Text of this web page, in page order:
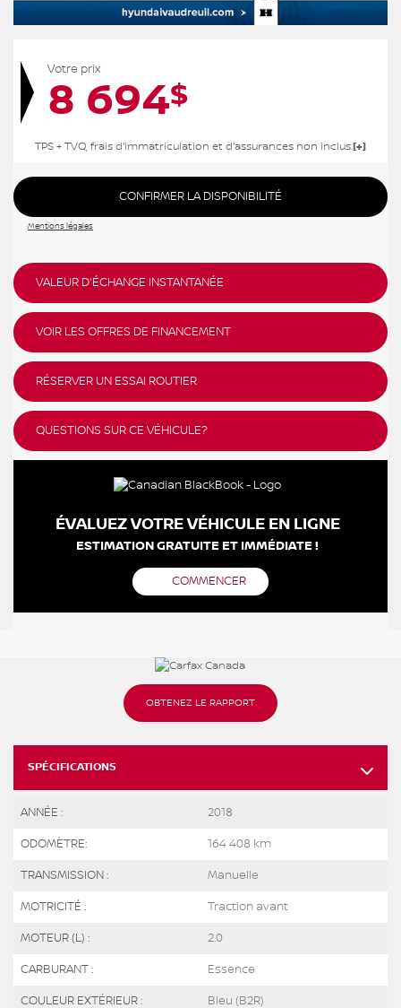
OBTENEZ LE RAPPORT
SPÉCIFICATIONS
ANNÉE : 2018
ODOMÈTRE: 164 408 km
TRANSMISSION : Manuelle
MOTRICITÉ : Traction avant
MOTEUR (L) : 2.0
CARBURANT : Essence
COULEUR EXTÉRIEUR : Bleu (B2R)
Votre prix
8 694$
TPS + TVQ, frais d'immatriculation et d'assurances non inclus.
CONFIRMER LA DISPONIBILITÉ
Mentions légales
VALEUR D'ÉCHANGE INSTANTANÉE
VOIR LES OFFRES DE FINANCEMENT
RÉSERVER UN ESSAI ROUTIER
QUESTIONS SUR CE VÉHICULE?
ÉVALUEZ VOTRE VÉHICULE EN LIGNE
ESTIMATION GRATUITE ET IMMÉDIATE !
COMMENCER